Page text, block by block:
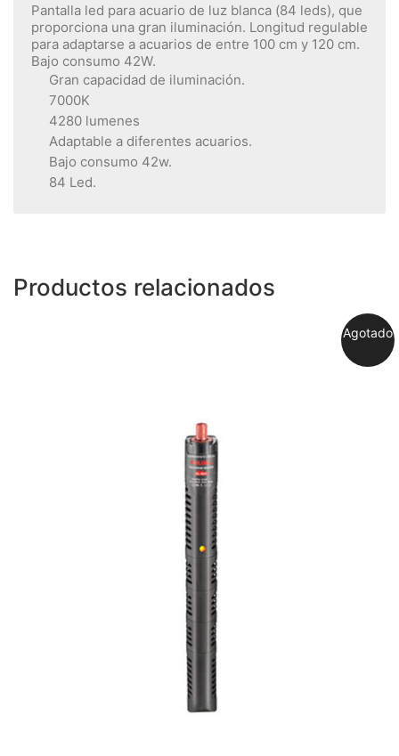
Pantalla led para acuario de luz blanca (84 leds), que
proporciona una gran iluminación. Longitud regulable
para adaptarse a acuarios de entre 100 cm y 120 cm.
Bajo consumo 42W.
Gran capacidad de iluminación.
7000K
4280 lumenes
Adaptable a diferentes acuarios.
Bajo consumo 42w.
84 Led.
Productos relacionados
Agotado